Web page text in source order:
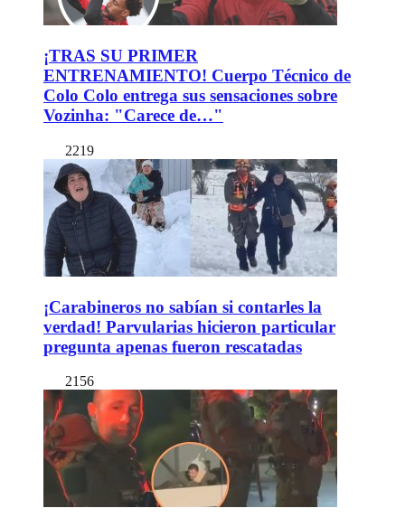
¡TRAS SU PRIMER
ENTRENAMIENTO! Cuerpo Técnico de
Colo Colo entrega sus sensaciones sobre
Vozinha: "Carece de…"
2219
¡Carabineros no sabían si contarles la
verdad! Parvularias hicieron particular
pregunta apenas fueron rescatadas
2156